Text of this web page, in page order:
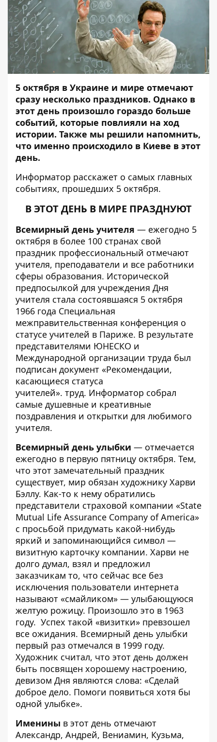
5 октября в Украине и мире отмечают
сразу несколько праздников. Однако в
этот день произошло гораздо больше
событий, которые повлияли на ход
истории. Также мы решили напомнить,
что именно происходило в Киеве в этот
день.
Информатор расскажет о самых главных
событиях, прошедших 5 октября.
В ЭТОТ ДЕНЬ В МИРЕ ПРАЗДНУЮТ
Всемирный день учителя — ежегодно 5
октября в более 100 странах свой
праздник профессиональный отмечают
учителя, преподаватели и все работники
сферы образования. Исторической
предпосылкой для учреждения Дня
учителя стала состоявшаяся 5 октября
1966 года Специальная
межправительственная конференция о
статусе учителей в Париже. В результате
представителями ЮНЕСКО и
Международной организации труда был
подписан документ «Рекомендации,
касающиеся статуса
учителей». труд. Информатор собрал
самые душевные и креативные
поздравления и открытки для любимого
учителя.
Всемирный день улыбки — отмечается
ежегодно в первую пятницу октября. Тем,
что этот замечательный праздник
существует, мир обязан художнику Харви
Бэллу. Как-то к нему обратились
представители страховой компании «State
Mutual Life Assurance Company of America»
с просьбой придумать какой-нибудь
яркий и запоминающийся символ —
визитную карточку компании. Харви не
долго думал, взял и предложил
заказчикам то, что сейчас все без
исключения пользователи интернета
называют «смайликом» — улыбающуюся
желтую рожицу. Произошло это в 1963
году. Успех такой «визитки» превзошел
все ожидания. Всемирный день улыбки
первый раз отмечался в 1999 году.
Художник считал, что этот день должен
быть посвящен хорошему настроению,
девизом Дня являются слова: «Сделай
доброе дело. Помоги появиться хотя бы
одной улыбке».
Именины в этот день отмечают
Александр, Андрей, Вениамин, Кузьма,